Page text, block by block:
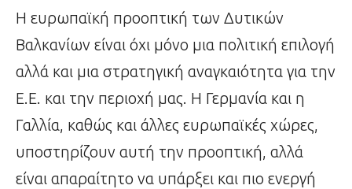
Η ευρωπαϊκή προοπτική των Δυτικών
Βαλκανίων είναι όχι μόνο μια πολιτική επιλογή
αλλά και μια στρατηγική αναγκαιότητα για την
Ε.Ε. και την περιοχή μας. Η Γερμανία και η
Γαλλία, καθώς και άλλες ευρωπαϊκές χώρες,
υποστηρίζουν αυτή την προοπτική, αλλά
είναι απαραίτητο να υπάρξει και πιο ενεργή